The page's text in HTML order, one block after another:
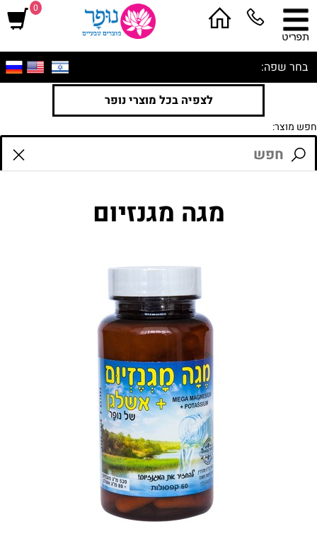
בחר שפה:
לצפיה בכל מוצרי נופר
חפש מוצר:
0
מגה מגנזיום